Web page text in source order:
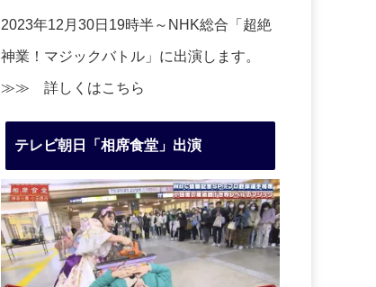
2023年12月30日19時半～NHK総合「超絶
神業！マジックバトル」に出演します。
≫≫ 詳しくはこちら
テレビ朝日「相席食堂」出演